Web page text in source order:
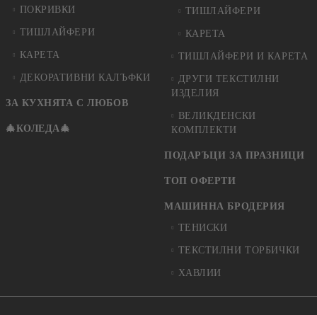
ПОКРИВКИ
ТИШЛАЙФЕРИ
КАРЕТА
ДЕКОРАТИВНИ КАЛЪФКИ
ЗА КУХНЯТА С ЛЮБОВ
🎄КОЛЕДА🎄
ТИШЛАЙФЕРИ
КАРЕТА
ТИШЛАЙФЕРИ И КАРЕТА
ДРУГИ ТЕКСТИЛНИ
ИЗДЕЛИЯ
ВЕЛИКДЕНСКИ
КОМПЛЕКТИ
ПОДАРЪЦИ ЗА ПРАЗНИЦИ
ТОП ОФЕРТИ
МАШИННА БРОДЕРИЯ
ТЕНИСКИ
ТЕКСТИЛНИ ТОРБИЧКИ
ХАВЛИИ